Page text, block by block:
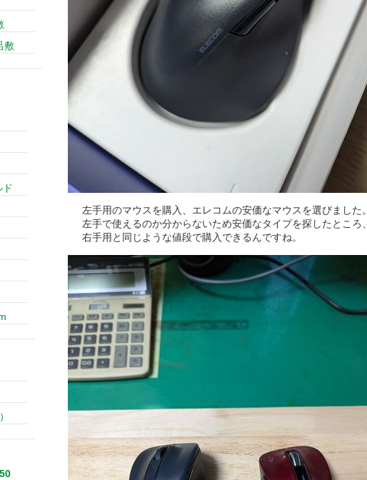
左手用のマウスを購入、エレコムの安価なマウスを選びました。
左手で使えるのか分からないため安価なタイプを探したところ、
右手用と同じような値段で購入できるんですね。
敷